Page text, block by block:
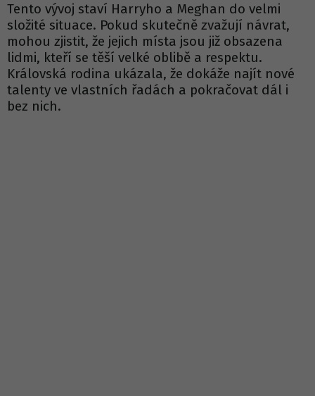
Tento vývoj staví Harryho a Meghan do velmi
složité situace. Pokud skutečně zvažují návrat,
mohou zjistit, že jejich místa jsou již obsazena
lidmi, kteří se těší velké oblibě a respektu.
Královská rodina ukázala, že dokáže najít nové
talenty ve vlastních řadách a pokračovat dál i
bez nich.